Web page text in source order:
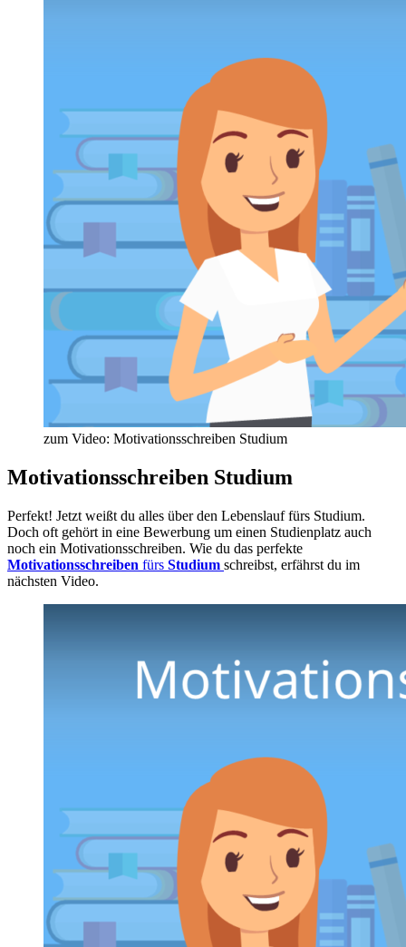
zum Video: Motivationsschreiben Studium
Motivationsschreiben Studium
Perfekt! Jetzt weißt du alles über den Lebenslauf fürs Studium.
Doch oft gehört in eine Bewerbung um einen Studienplatz auch
noch ein Motivationsschreiben. Wie du das perfekte
Motivationsschreiben fürs Studium schreibst, erfährst du im
nächsten Video.